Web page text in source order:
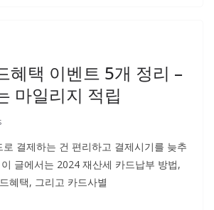
혜택 이벤트 5개 정리 –
마일리지 적립
결제하는 건 편리하고 결제시기를 늦추
글에서는 2024 재산세 카드납부 방법,
혜택, 그리고 카드사별